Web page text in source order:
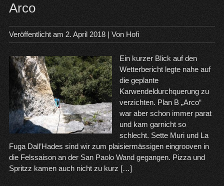
in
Arco
Veröffentlicht am 2. April 2018| Von Hofi
Ein kurzer Blick auf den
Wetterbericht legte nahe auf
die geplante
Karwendeldurchquerung zu
verzichten. Plan B „Arco“
war aber schon immer parat
und kam garnicht so
schlecht. Sette Muri und La
Fuga Dall’Hades sind wir zum plaisiermässigen eingrooven in
die Felssaison an der San Paolo Wand gegangen. Pizza und
Spritzz kamen auch nicht zu kurz […]